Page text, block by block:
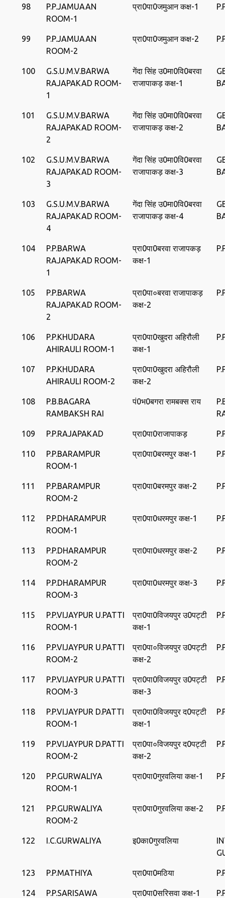
98
P.P.JAMUAAN
ROOM-1
प्रा0पा0जमुआन कक्ष-1
99
P.P.JAMUAAN
ROOM-2
प्रा0पा0जमुआन कक्ष-2
100
G.S.U.M.V.BARWA
RAJAPAKAD ROOM-
1
गेंदा सिंह उ0मा0वि0बरवा
राजापाकड़ कक्ष-1
101
G.S.U.M.V.BARWA
RAJAPAKAD ROOM-
2
गेंदा सिंह उ0मा0वि0बरवा
राजापाकड़ कक्ष-2
102
G.S.U.M.V.BARWA
RAJAPAKAD ROOM-
3
गेंदा सिंह उ0मा0वि0बरवा
राजापाकड़ कक्ष-3
103
G.S.U.M.V.BARWA
RAJAPAKAD ROOM-
4
गेंदा सिंह उ0मा0वि0बरवा
राजापाकड़ कक्ष-4
104
P.P.BARWA
RAJAPAKAD ROOM-
1
प्रा0पा0बरवा राजापकड़
कक्ष-1
105
P.P.BARWA
RAJAPAKAD ROOM-
2
प्रा0पा०बरवा राजापाकड़
कक्ष-2
106
P.P.KHUDARA
AHIRAULI ROOM-1
प्रा0पा0खुदरा अहिरौली
कक्ष-1
107
P.P.KHUDARA
AHIRAULI ROOM-2
प्रा0पा0खुदरा अहिरौली
कक्ष-2
108
P.B.BAGARA
RAMBAKSH RAI
पं0भ0बगरा रामबक्‍स राय
109 P.P.RAJAPAKAD प्रा0पा0राजापाकड़
110
P.P.BARAMPUR
ROOM-1
प्रा0पा0बरमपुर कक्ष-1
111
P.P.BARAMPUR
ROOM-2
प्रा0पा0बरमपुर कक्ष-2
112
P.P.DHARAMPUR
ROOM-1
प्रा0पा0धरमपुर कक्ष-1
113
P.P.DHARAMPUR
ROOM-2
प्रा0पा0धरमपुर कक्ष-2
114
P.P.DHARAMPUR
ROOM-3
प्रा0पा0धरमपुर कक्ष-3
115
P.P.VIJAYPUR U.PATTI
ROOM-1
प्रा0पा0विजयपुर उ0पट्टी
कक्ष-1
116
P.P.VIJAYPUR U.PATTI
ROOM-2
प्रा0पा०विजयपुर उ0पट्टी
कक्ष-2
117
P.P.VIJAYPUR U.PATTI
ROOM-3
प्रा0पा0विजयपुर उ0पट्टी
कक्ष-3
118
P.P.VIJAYPUR D.PATTI
ROOM-1
प्रा0पा0विजयपुर द0पट्टी
कक्ष-1
119
P.P.VIJAYPUR D.PATTI
ROOM-2
प्रा0पा०विजयपुर द0पट्टी
कक्ष-2
120
P.P.GURWALIYA
ROOM-1
प्रा0पा0गुरवलिया कक्ष-1
121
P.P.GURWALIYA
ROOM-2
प्रा0पा0गुरवलिया कक्ष-2
122 I.C.GURWALIYA इ0का0गुरवलिया
123 P.P.MATHIYA प्रा0पा0मठिया
124
P.P.SARISAWA
प्रा0पा0सरिसवा कक्ष-1